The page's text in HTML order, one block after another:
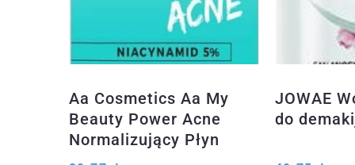
Aa Cosmetics Aa My
Beauty Power Acne
Normalizujący Płyn
Micelarny Do Cery
JOWAE
do